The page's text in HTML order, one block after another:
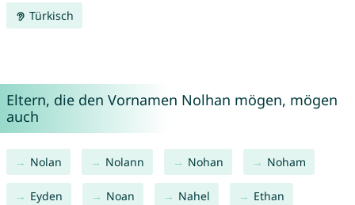
Türkisch
Eltern, die den Vornamen Nolhan mögen, mögen
auch
Nolan Nolann Nohan Noham
Eyden Noan Nahel Ethan